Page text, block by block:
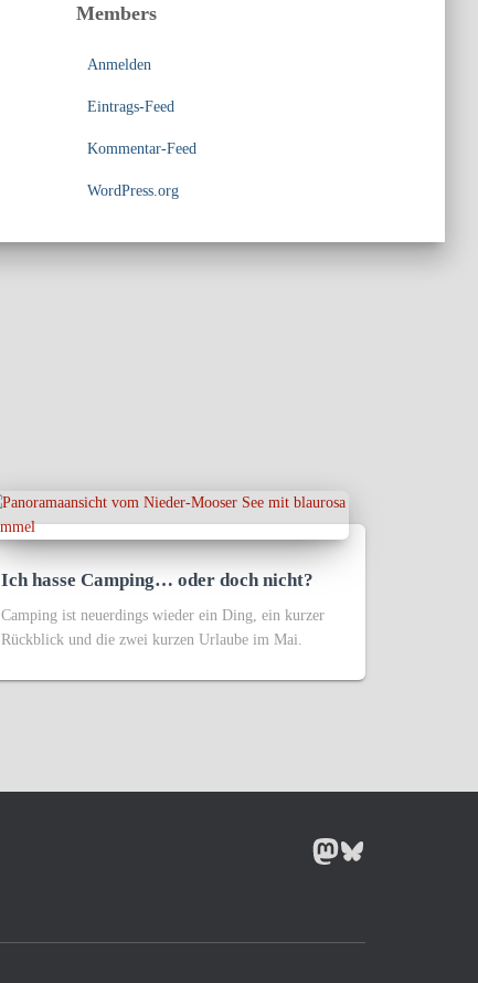
Members
Anmelden
Eintrags-Feed
Kommentar-Feed
WordPress.org
Ich hasse Camping… oder doch nicht?
Camping ist neuerdings wieder ein Ding, ein kurzer
Rückblick und die zwei kurzen Urlaube im Mai.
MASTODON